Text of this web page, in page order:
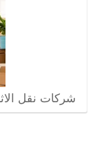
شركات نقل الاثاث